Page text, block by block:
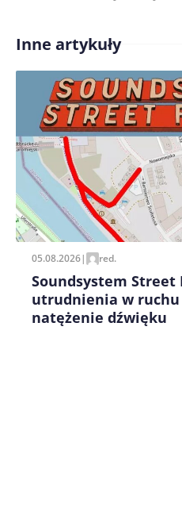
Treść komentarza*
Zapamiętaj moje dane
pisania kolejnych
Inne artykuły
05.08.2026| red.
Soundsystem Street
utrudnienia w ruchu
natężenie dźwięku